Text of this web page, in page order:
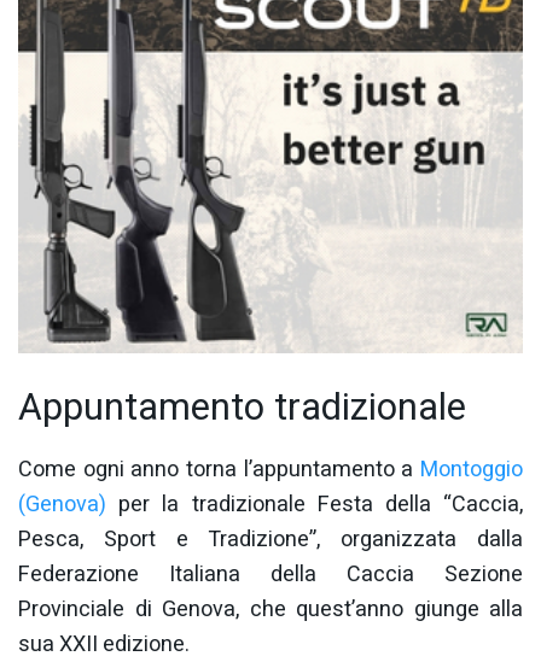
Appuntamento tradizionale
Come ogni anno torna l’appuntamento a Montoggio
(Genova) per la tradizionale Festa della “Caccia,
Pesca, Sport e Tradizione”, organizzata dalla
Federazione Italiana della Caccia Sezione
Provinciale di Genova, che quest’anno giunge alla
sua XXII edizione.